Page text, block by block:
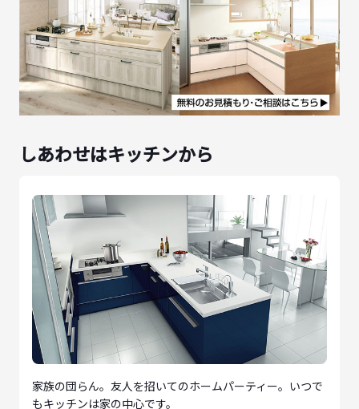
しあわせはキッチンから
家族の団らん。友人を招いてのホームパーティー。いつで
もキッチンは家の中心です。